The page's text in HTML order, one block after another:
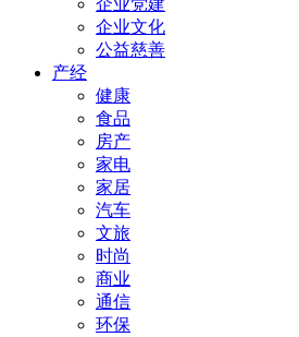
企业党建
企业文化
公益慈善
产经
健康
食品
房产
家电
家居
汽车
文旅
时尚
商业
通信
环保